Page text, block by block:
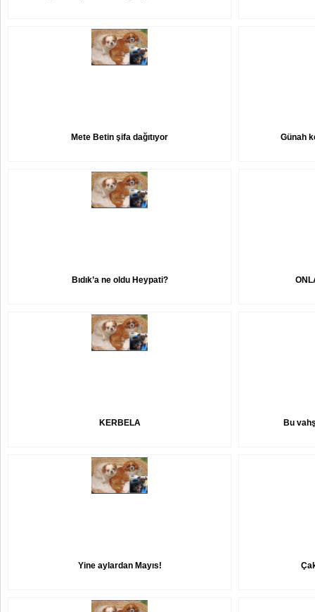
Mete Betin şifa dağıtıyor Günah
Bıdık’a ne oldu Heypati?
KERBELA Bu
Yine aylardan Mayıs!